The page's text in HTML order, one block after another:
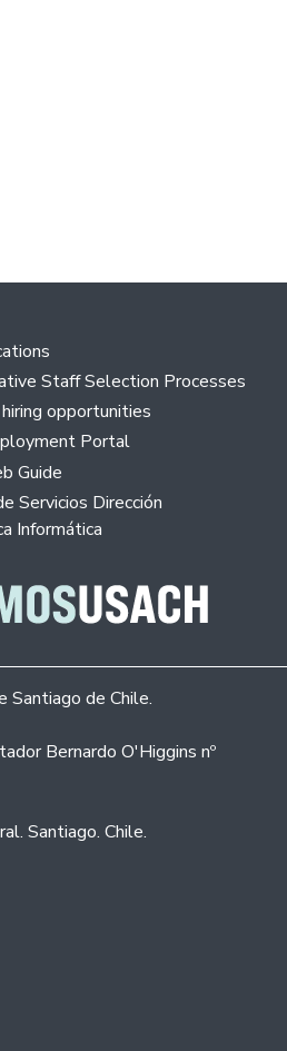
Staff Selection Processes
opportunities
Portal
Guide
Servicios Dirección
Informática
Santiago de Chile.
Bernardo O'Higgins nº
Santiago. Chile.